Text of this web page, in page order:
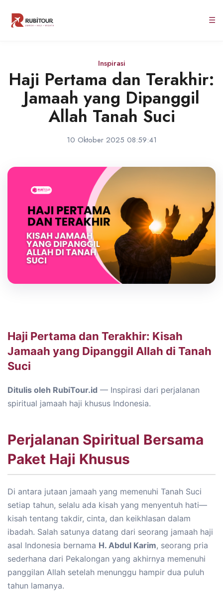
☰
Inspirasi
Haji Pertama dan Terakhir:
Jamaah yang Dipanggil
Allah Tanah Suci
10 Oktober 2025 08:59:41
Haji Pertama dan Terakhir: Kisah
Jamaah yang Dipanggil Allah di Tanah
Suci
Ditulis oleh RubiTour.id — Inspirasi dari perjalanan
spiritual jamaah haji khusus Indonesia.
Perjalanan Spiritual Bersama
Paket Haji Khusus
Di antara jutaan jamaah yang memenuhi Tanah Suci
setiap tahun, selalu ada kisah yang menyentuh hati—
kisah tentang takdir, cinta, dan keikhlasan dalam
ibadah. Salah satunya datang dari seorang jamaah haji
asal Indonesia bernama H. Abdul Karim, seorang pria
sederhana dari Pekalongan yang akhirnya memenuhi
panggilan Allah setelah menunggu hampir dua puluh
tahun lamanya.